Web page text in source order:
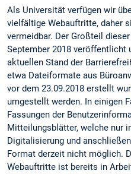
Als Universität verfügen wir
vielfältige Webauftritte, daher
vermeidbar. Der Großteil
September 2018 veröffentlicht
aktuellen Stand der
etwa Dateiformate aus
vor dem 23.09.2018 erstellt
umgestellt werden. In einigen
Fassungen der
Mitteilungsblätter, welche nur
Digitalisierung und
Format derzeit nicht möglich.
Webauftritte ist bereits in